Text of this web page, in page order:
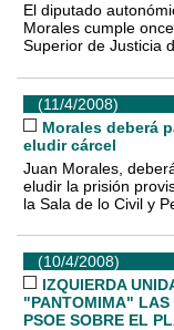
El diputado
Morales cumple
Superior de Justicia
(11/4/2008)
Morales deberá
eludir cárcel
Juan Morales,
eludir la prisión
la Sala de lo Civil y
(10/4/2008)
IZQUIERDA
"PANTOMIMA" LAS
PSOE SOBRE EL